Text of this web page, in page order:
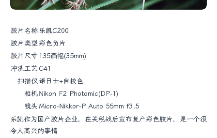
胶片名称乐凯C200
胶片类型彩色负片
胶片尺寸 135画幅(35mm)
冲洗工艺 C41
扫描仪诺日士+自校色
相机Nikon F2 Photomic(DP-1)
镜头 Micro-Nikkor-P Auto 55mm f3.5
乐凯作为国产胶片企业，在关税战后宣布复产彩色胶片，是一个很
令人高兴的事情